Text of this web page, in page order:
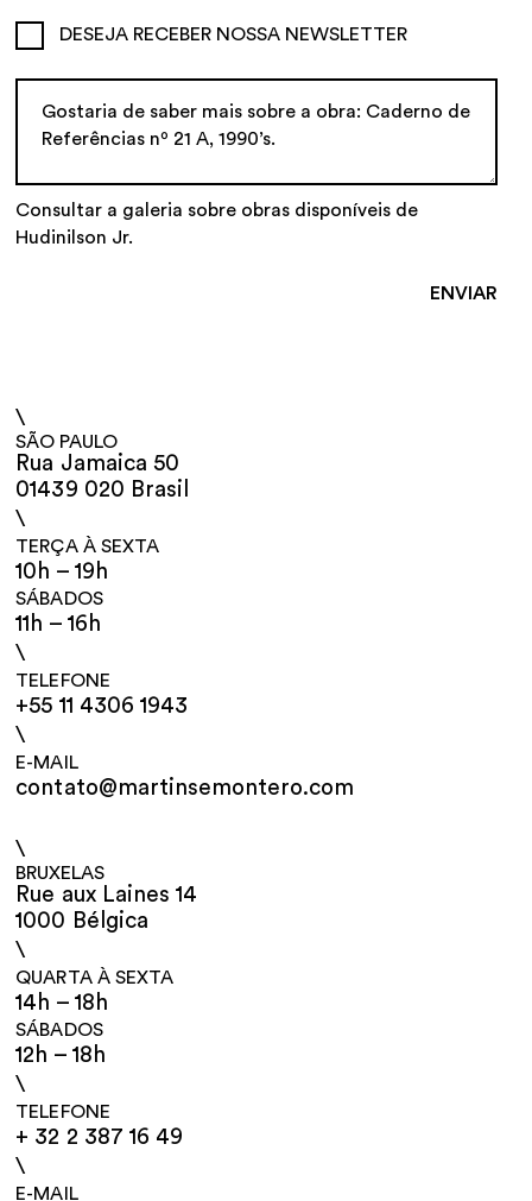
DESEJA RECEBER NOSSA NEWSLETTER
Consultar a galeria sobre obras disponíveis de
Hudinilson Jr.
\
SÃO PAULO
Rua Jamaica 50
01439 020 Brasil
\
TERÇA À SEXTA
10h – 19h
SÁBADOS
11h – 16h
\
TELEFONE
+55 11 4306 1943
\
E-MAIL
contato@martinsemontero.com
\
BRUXELAS
Rue aux Laines 14
1000 Bélgica
\
QUARTA À SEXTA
14h – 18h
SÁBADOS
12h – 18h
\
TELEFONE
+ 32 2 387 16 49
\
E-MAIL